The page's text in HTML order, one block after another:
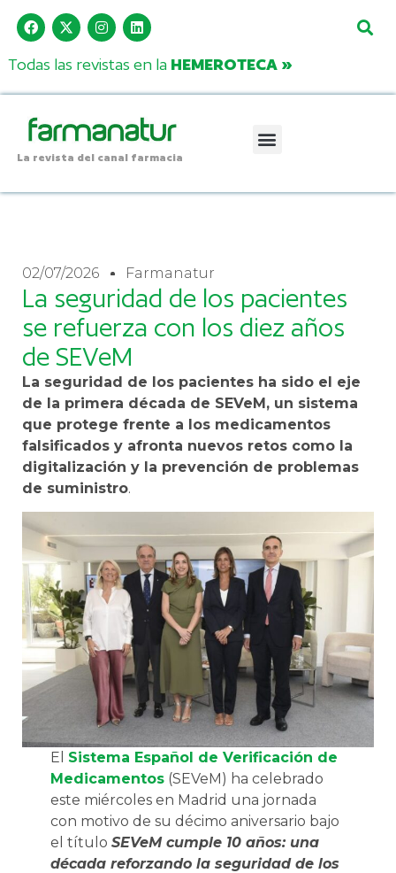
Todas las revistas en la HEMEROTECA »
La revista del canal farmacia
02/07/2026 Farmanatur
La seguridad de los pacientes
se refuerza con los diez años
de SEVeM
La seguridad de los pacientes ha sido el eje
de la primera década de SEVeM, un sistema
que protege frente a los medicamentos
falsificados y afronta nuevos retos como la
digitalización y la prevención de problemas
de suministro.
El Sistema Español de Verificación de
Medicamentos(SEVeM) ha celebrado
este miércoles en Madrid una jornada
con motivo de su décimo aniversario bajo
el título SEVeM cumple 10 años: una
década reforzando la seguridad de los